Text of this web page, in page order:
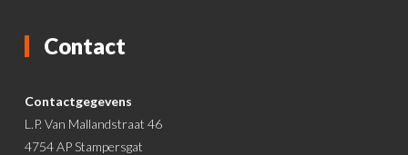
Contact
Contactgegevens
L.P. Van Mallandstraat 46
4754 AP Stampersgat